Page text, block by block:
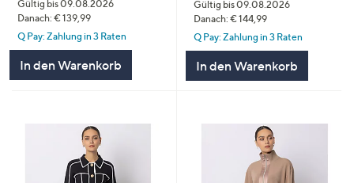
Gültig bis 09.08.2026
Danach: € 139,99
Q Pay: Zahlung in 3 Raten
In den Warenkorb
Gültig bis 09.08.2026
Danach: € 144,99
Q Pay: Zahlung in 3 Raten
In den Warenkorb